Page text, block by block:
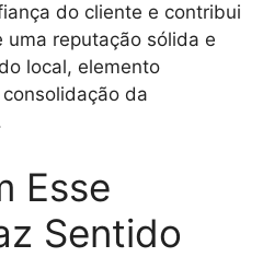
do cliente e contribui
uma reputação sólida e
local, elemento
da
Esse
Sentido